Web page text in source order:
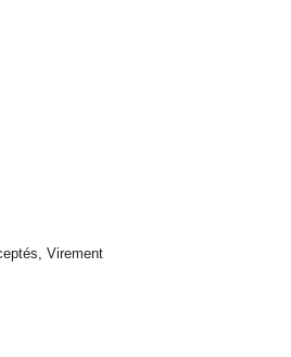
Virement